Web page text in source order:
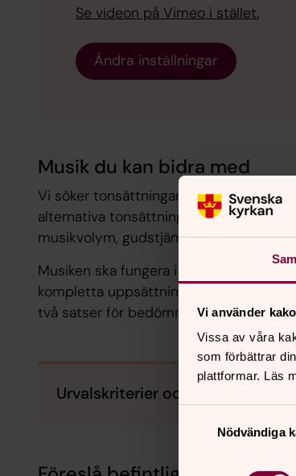
Vi använder
Vissa av våra
som förbättrar
plattformar. Läs
Nödvändiga
Se videon på Vimeo i stället.
Ändra inställningar
Musik du kan bidra med
Vi söker tonsättningar av de texter
alternativa tonsättningar av de texter
musikvolym, gudstjänstmusik A, B, C,
Musiken ska fungera i gudstjänsten
kompletta uppsättningar av
två satser för bedömning.
Urvalskriterier och formkrav